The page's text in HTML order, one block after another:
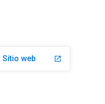
Sitio web launch